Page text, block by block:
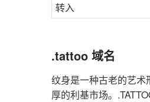
转入
.tattoo 域名
纹身是一种古老的艺
厚的利基市场。